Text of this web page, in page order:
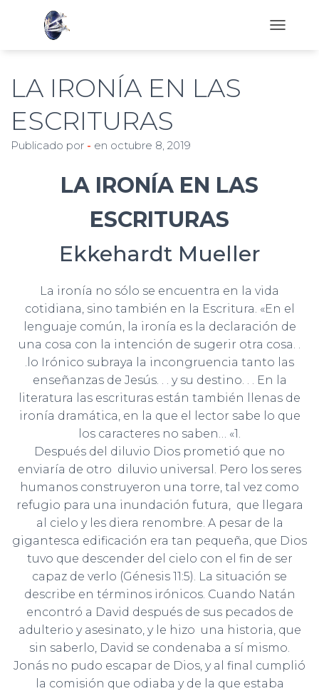
C
I
LA IRONÍA EN LAS
ESCRITURAS
Publicado por - en octubre 8, 2019
LA IRONÍA EN LAS
ESCRITURAS
Ekkehardt Mueller
La ironía no sólo se encuentra en la vida
cotidiana, sino también en la Escritura. «En el
lenguaje común, la ironía es la declaración de
una cosa con la intención de sugerir otra cosa. .
.lo Irónico subraya la incongruencia tanto las
enseñanzas de Jesús. . . y su destino. . . En la
literatura las escrituras están también llenas de
ironía dramática, en la que el lector sabe lo que
los caracteres no saben… «1.
Después del diluvio Dios prometió que no
enviaría de otro diluvio universal. Pero los seres
humanos construyeron una torre, tal vez como
refugio para una inundación futura, que llegara
al cielo y les diera renombre. A pesar de la
gigantesca edificación era tan pequeña, que Dios
tuvo que descender del cielo con el fin de ser
capaz de verlo (Génesis 11:5). La situación se
describe en términos irónicos. Cuando Natán
encontró a David después de sus pecados de
adulterio y asesinato, y le hizo una historia, que
sin saberlo, David se condenaba a sí mismo.
Jonás no pudo escapar de Dios, y al final cumplió
la comisión que odiaba y de la que estaba